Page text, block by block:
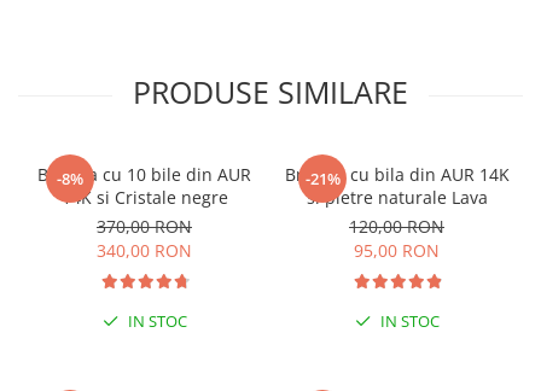
PRODUSE SIMILARE
-8%
Bratara cu 10 bile din AUR
14K si Cristale negre
370,00 RON
340,00 RON
IN STOC
-21%
Bratara cu bila din AUR 14K
si pietre naturale Lava
120,00 RON
95,00 RON
IN STOC